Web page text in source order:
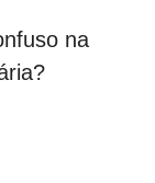
na